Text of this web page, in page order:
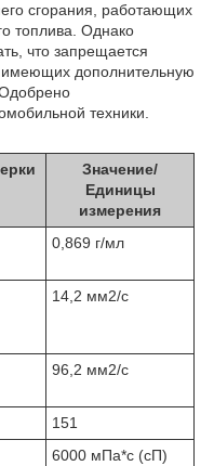
сгорания, работающих
топлива. Однако
что запрещается
имеющих дополнительную
техники.
Значение/
Единицы
измерения
0,869 г/мл
14,2 мм2/с
96,2 мм2/с
151
6000 мПа*с (сП)